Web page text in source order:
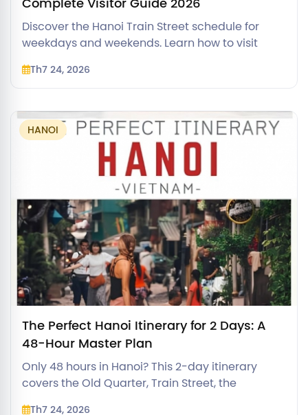
Discover the Hanoi Train Street schedule for
weekdays and weekends. Learn how to visit
safe.
Th7 24, 2026
HANOI
The Perfect Hanoi Itinerary for 2 Days: A
48-Hour Master Plan
Only 48 hours in Hanoi? This 2-day itinerary
covers the Old Quarter, Train Street, the
Th7 24, 2026